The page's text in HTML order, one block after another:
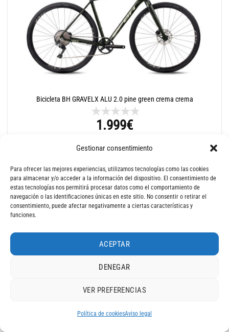
Gestionar consentimiento
Para ofrecer las mejores experiencias, utilizamos tecnologías como las cookies
para almacenar y/o acceder a la información del dispositivo. El consentimiento de
estas tecnologías nos permitirá procesar datos como el comportamiento de
navegación o las identificaciones únicas en este sitio. No consentir o retirar el
consentimiento, puede afectar negativamente a ciertas características y
funciones.
ACEPTAR
DENEGAR
VER PREFERENCIAS
Política de cookiesAviso legal
Bicicleta BH GRAVELX ALU 2.0 pine green crema crema
1.999€
Consulta por Whatsapp
Bicicleta BH GRAVELX ALU 2.0 topo dark brown dark brown
1.999€ RESEÑAS DE